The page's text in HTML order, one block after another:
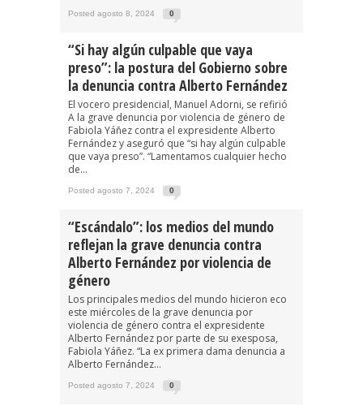
Posted agosto 8, 2024 0
“Si hay algún culpable que vaya
preso”: la postura del Gobierno sobre
la denuncia contra Alberto Fernández
El vocero presidencial, Manuel Adorni, se refirió
A la grave denuncia por violencia de género de
Fabiola Yáñez contra el expresidente Alberto
Fernández y aseguró que “si hay algún culpable
que vaya preso”. “Lamentamos cualquier hecho
de...
Posted agosto 7, 2024 0
“Escándalo”: los medios del mundo
reflejan la grave denuncia contra
Alberto Fernández por violencia de
género
Los principales medios del mundo hicieron eco
este miércoles de la grave denuncia por
violencia de género contra el expresidente
Alberto Fernández por parte de su exesposa,
Fabiola Yáñez. “La ex primera dama denuncia a
Alberto Fernández...
Posted agosto 7, 2024 0